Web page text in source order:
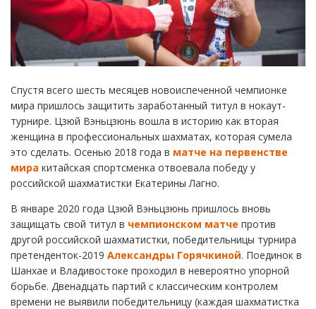
Спустя всего шесть месяцев новоиспеченной чемпионке
мира пришлось защитить заработанный титул в нокаут-
турнире. Цзюй Вэньцзюнь вошла в историю как вторая
женщина в профессиональных шахматах, которая сумела
это сделать. Осенью 2018 года в матче на первенстве
мира китайская спортсменка отвоевала победу у
российской шахматистки Екатерины Лагно.
В январе 2020 года Цзюй Вэньцзюнь пришлось вновь
защищать свой титул в чемпионском матче против
другой российской шахматистки, победительницы турнира
претенденток-2019 Александры Горячкиной. Поединок в
Шанхае и Владивостоке проходил в невероятно упорной
борьбе. Двенадцать партий с классическим контролем
времени не выявили победительницу (каждая шахматистка